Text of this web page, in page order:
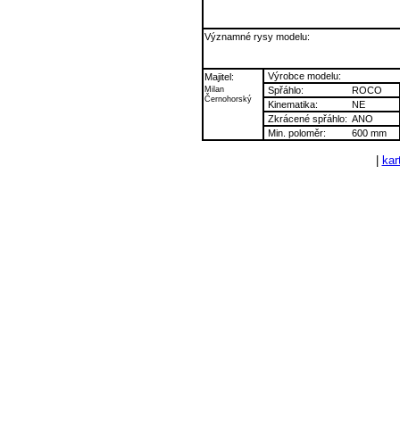
Významné rysy modelu:
Majitel:
Milan
Černohorský
Výrobce modelu:
Spřáhlo:
ROCO
Kinematika:
NE
Zkrácené spřáhlo: ANO
Min. poloměr:
600 mm